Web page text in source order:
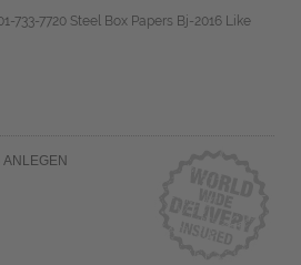
733-7720 Steel Box Papers Bj-2016 Like